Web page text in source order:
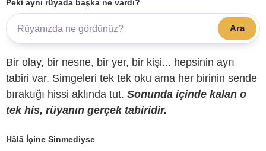
Peki aynı rüyada başka ne vardı?
Ara
Bir olay, bir nesne, bir yer, bir kişi... hepsinin ayrı
tabiri var. Simgeleri tek tek oku ama her birinin sende
bıraktığı hissi aklında tut. Sonunda içinde kalan o
tek his, rüyanın gerçek tabiridir.
Hâlâ İçine Sinmediyse